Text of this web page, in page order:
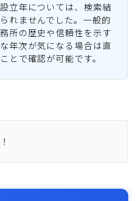
立年については、検索結
れませんでした。一般的
所の歴史や信頼性を示す
年次が気になる場合は直
とで確認が可能です。